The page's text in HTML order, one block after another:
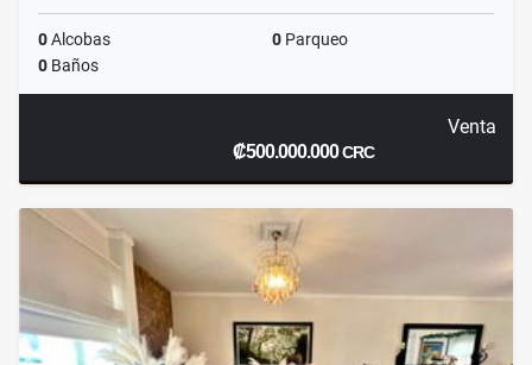
0Alcobas 0 Parqueo
0 Baños
Venta
₡500.000.000CRC